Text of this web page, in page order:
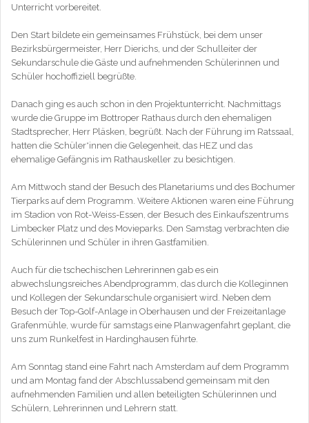
Unterricht vorbereitet.
Den Start bildete ein gemeinsames Frühstück, bei dem unser
Bezirksbürgermeister, Herr Dierichs, und der Schulleiter der
Sekundarschule die Gäste und aufnehmenden Schülerinnen und
Schüler hochoffiziell begrüßte.
Danach ging es auch schon in den Projektunterricht. Nachmittags
wurde die Gruppe im Bottroper Rathaus durch den ehemaligen
Stadtsprecher, Herr Pläsken, begrüßt. Nach der Führung im Ratssaal,
hatten die Schüler*innen die Gelegenheit, das HEZ und das
ehemalige Gefängnis im Rathauskeller zu besichtigen.
Am Mittwoch stand der Besuch des Planetariums und des Bochumer
Tierparks auf dem Programm. Weitere Aktionen waren eine Führung
im Stadion von Rot-Weiss-Essen, der Besuch des Einkaufszentrums
Limbecker Platz und des Movieparks. Den Samstag verbrachten die
Schülerinnen und Schüler in ihren Gastfamilien.
Auch für die tschechischen Lehrerinnen gab es ein
abwechslungsreiches Abendprogramm, das durch die Kolleginnen
und Kollegen der Sekundarschule organisiert wird. Neben dem
Besuch der Top-Golf-Anlage in Oberhausen und der Freizeitanlage
Grafenmühle, wurde für samstags eine Planwagenfahrt geplant, die
uns zum Runkelfest in Hardinghausen führte.
Am Sonntag stand eine Fahrt nach Amsterdam auf dem Programm
und am Montag fand der Abschlussabend gemeinsam mit den
aufnehmenden Familien und allen beteiligten Schülerinnen und
Schülern, Lehrerinnen und Lehrern statt.